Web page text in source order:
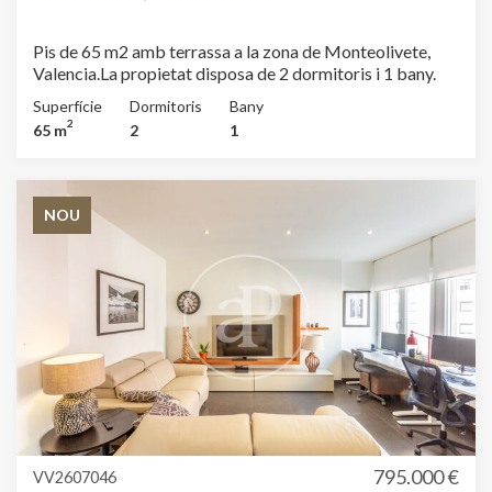
Pis de 65 m2 amb terrassa a la zona de Monteolivete,
Valencia.La propietat disposa de 2 dormitoris i 1 bany.
Superfície
65 m2
Dormitoris
2
Bany
1
NOU
VV2607046
795.000 €
hàbits de navegació. Gràcies a elles, podem conèixer els
hàbits de navegació al lloc web i mostrar publicitat
relacionada amb el perfil de navegació de l'usuari.